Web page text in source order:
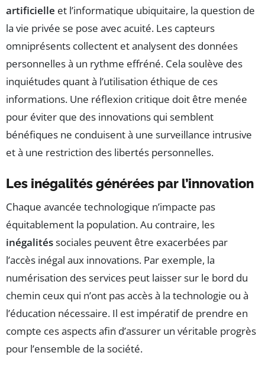
artificielle et l’informatique ubiquitaire, la question de
la vie privée se pose avec acuité. Les capteurs
omniprésents collectent et analysent des données
personnelles à un rythme effréné. Cela soulève des
inquiétudes quant à l’utilisation éthique de ces
informations. Une réflexion critique doit être menée
pour éviter que des innovations qui semblent
bénéfiques ne conduisent à une surveillance intrusive
et à une restriction des libertés personnelles.
Les inégalités générées par l’innovation
Chaque avancée technologique n’impacte pas
équitablement la population. Au contraire, les
inégalitéssociales peuvent être exacerbées par
l’accès inégal aux innovations. Par exemple, la
numérisation des services peut laisser sur le bord du
chemin ceux qui n’ont pas accès à la technologie ou à
l’éducation nécessaire. Il est impératif de prendre en
compte ces aspects afin d’assurer un véritable progrès
pour l’ensemble de la société.